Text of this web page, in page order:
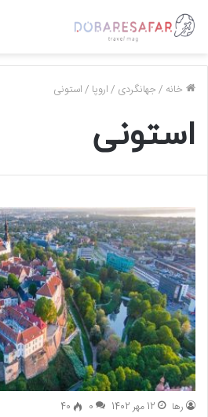
خانه /جهانگردی /اروپا /استونی
استونی
رها 12 مهر 1402 0
40